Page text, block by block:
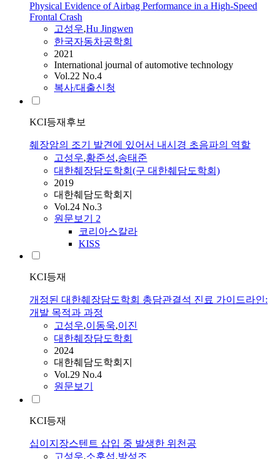
Physical Evidence of Airbag Performance in a High-Speed
Frontal Crash
고성우,Hu Jingwen
한국자동차공학회
2021
International journal of automotive technology
Vol.22 No.4
복사/대출신청
KCI등재후보
췌장암의 조기 발견에 있어서 내시경 초음파의 역할
고성우,황준성,송태준
대한췌장담도학회(구 대한췌담도학회)
2019
대한췌담도학회지
Vol.24 No.3
원문보기 2
코리아스칼라
KISS
KCI등재
개정된 대한췌장담도학회 총담관결석 진료 가이드라인:
개발 목적과 과정
고성우,이동욱,이진
대한췌장담도학회
2024
대한췌담도학회지
Vol.29 No.4
원문보기
KCI등재
십이지장스텐트 삽입 중 발생한 위천공
고성우,소훈섭,방성조